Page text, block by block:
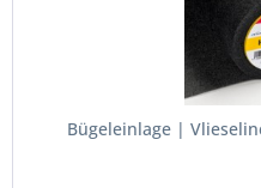
Bügeleinlage |